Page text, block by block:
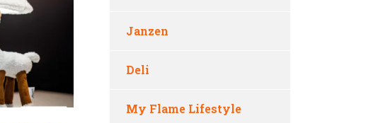
Janzen
Deli
My Flame Lifestyle